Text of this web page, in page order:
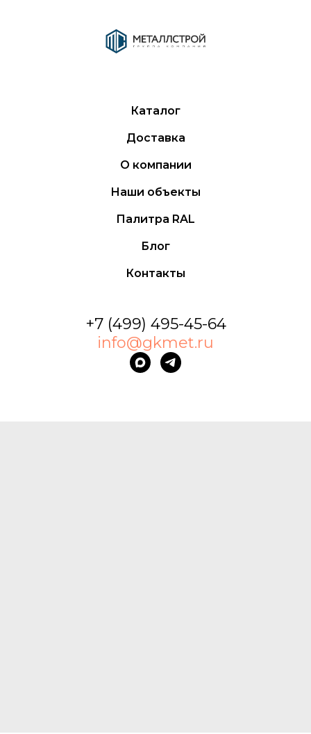
Каталог
Доставка
О компании
Наши объекты
Палитра RAL
Блог
Контакты
+7 (499) 495-45-64
info@gkmet.ru